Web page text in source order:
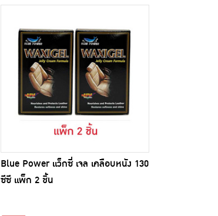
Blue Power แว็กซี่ เจล เคลือบหนัง 130
ซีซี แพ็ก 2 ชิ้น